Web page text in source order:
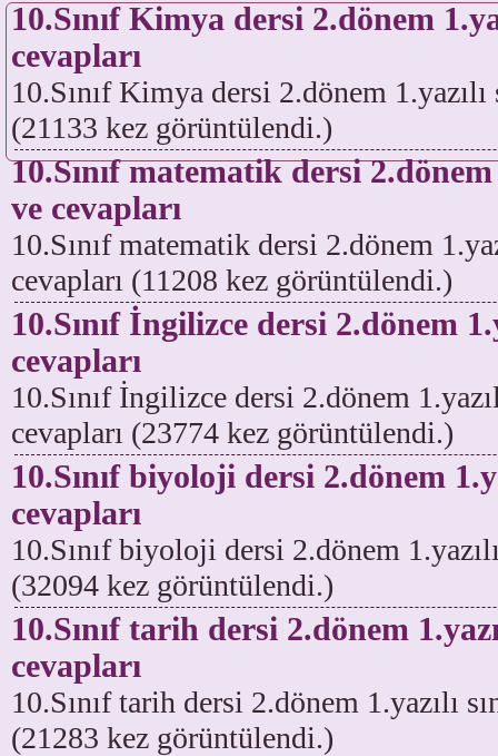
10.Sınıf Kimya dersi 2.dönem
cevapları
10.Sınıf Kimya dersi 2.dönem 1.yazılı
(21133 kez görüntülendi.)
10.Sınıf matematik dersi 2.dönem
ve cevapları
10.Sınıf matematik dersi 2.dönem
cevapları (11208 kez görüntülendi.)
10.Sınıf İngilizce dersi 2.dönem
cevapları
10.Sınıf İngilizce dersi 2.dönem
cevapları (23774 kez görüntülendi.)
10.Sınıf biyoloji dersi 2.dönem
cevapları
10.Sınıf biyoloji dersi 2.dönem
(32094 kez görüntülendi.)
10.Sınıf tarih dersi 2.dönem
cevapları
10.Sınıf tarih dersi 2.dönem 1.yazılı
(21283 kez görüntülendi.)